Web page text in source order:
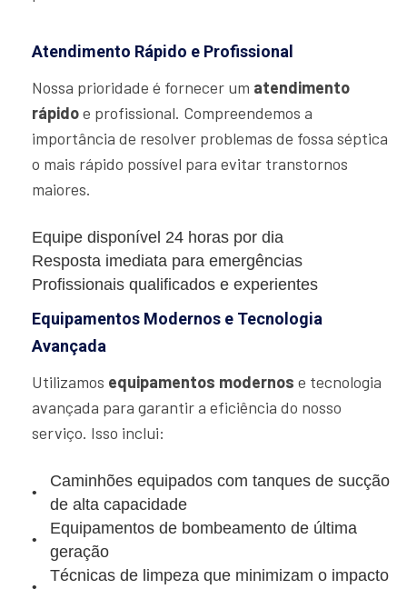
Atendimento Rápido e Profissional
Nossa prioridade é fornecer um atendimento
rápidoe profissional. Compreendemos a
importância de resolver problemas de fossa séptica
o mais rápido possível para evitar transtornos
maiores.
Equipe disponível 24 horas por dia
Resposta imediata para emergências
Profissionais qualificados e experientes
Equipamentos Modernos e Tecnologia
Avançada
Utilizamos equipamentos modernos e tecnologia
avançada para garantir a eficiência do nosso
serviço. Isso inclui:
Caminhões equipados com tanques de sucção
de alta capacidade
Equipamentos de bombeamento de última
geração
Técnicas de limpeza que minimizam o impacto